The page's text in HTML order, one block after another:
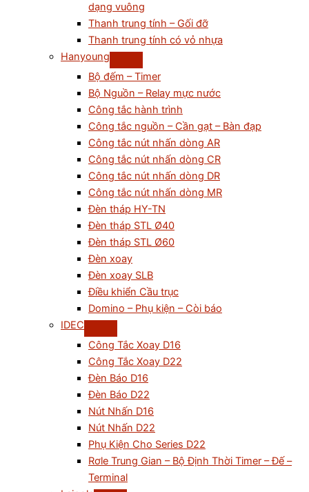
dạng vuông
Thanh trung tính – Gối đỡ
Thanh trung tính có vỏ nhựa
Hanyoung
Bộ đếm – Timer
Bộ Nguồn – Relay mực nước
Công tắc hành trình
Công tắc nguồn – Cần gạt – Bàn đạp
Công tắc nút nhấn dòng AR
Công tắc nút nhấn dòng CR
Công tắc nút nhấn dòng DR
Công tắc nút nhấn dòng MR
Đèn tháp HY-TN
Đèn tháp STL Ø40
Đèn tháp STL Ø60
Đèn xoay
Đèn xoay SLB
Điều khiển Cầu trục
Domino – Phụ kiện – Còi báo
IDEC
Công Tắc Xoay D16
Công Tắc Xoay D22
Đèn Báo D16
Đèn Báo D22
Nút Nhấn D16
Nút Nhấn D22
Phụ Kiện Cho Series D22
Rơle Trung Gian – Bộ Định Thời Timer – Đế –
Terminal